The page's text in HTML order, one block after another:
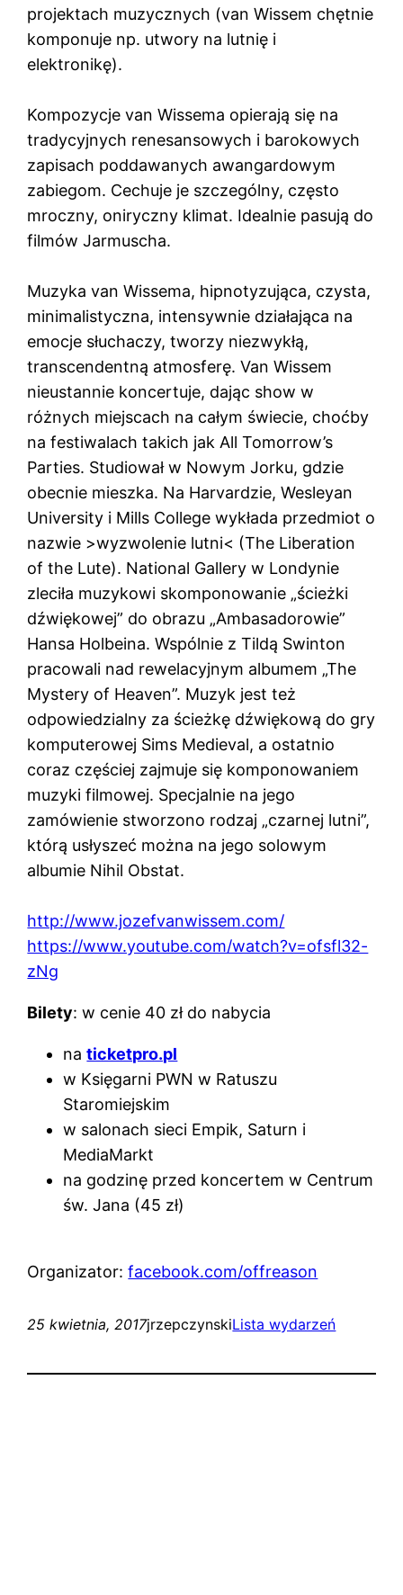
projektach muzycznych (van Wissem chętnie
komponuje np. utwory na lutnię i
elektronikę).
Kompozycje van Wissema opierają się na
tradycyjnych renesansowych i barokowych
zapisach poddawanych awangardowym
zabiegom. Cechuje je szczególny, często
mroczny, oniryczny klimat. Idealnie pasują do
filmów Jarmuscha.
Muzyka van Wissema, hipnotyzująca, czysta,
minimalistyczna, intensywnie działająca na
emocje słuchaczy, tworzy niezwykłą,
transcendentną atmosferę. Van Wissem
nieustannie koncertuje, dając show w
różnych miejscach na całym świecie, choćby
na festiwalach takich jak All Tomorrow’s
Parties. Studiował w Nowym Jorku, gdzie
obecnie mieszka. Na Harvardzie, Wesleyan
University i Mills College wykłada przedmiot o
nazwie >wyzwolenie lutni< (The Liberation
of the Lute). National Gallery w Londynie
zleciła muzykowi skomponowanie „ścieżki
dźwiękowej” do obrazu „Ambasadorowie”
Hansa Holbeina. Wspólnie z Tildą Swinton
pracowali nad rewelacyjnym albumem „The
Mystery of Heaven”. Muzyk jest też
odpowiedzialny za ścieżkę dźwiękową do gry
komputerowej Sims Medieval, a ostatnio
coraz częściej zajmuje się komponowaniem
muzyki filmowej. Specjalnie na jego
zamówienie stworzono rodzaj „czarnej lutni”,
którą usłyszeć można na jego solowym
albumie Nihil Obstat.
http://www.jozefvanwissem.com/
https://www.youtube.com/watch?v=ofsfl32-
zNg
Bilety: w cenie 40 zł do nabycia
naticketpro.pl
w Księgarni PWN w Ratuszu
Staromiejskim
w salonach sieci Empik, Saturn i
MediaMarkt
na godzinę przed koncertem w Centrum
św. Jana (45 zł)
Organizator:facebook.com/offreason
25 kwietnia, 2017jrzepczynskiLista wydarzeń